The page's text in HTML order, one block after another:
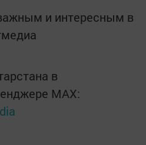
и интересным в
в
MАХ: